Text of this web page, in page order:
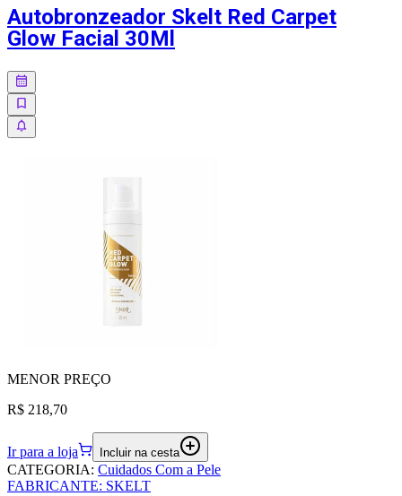
Autobronzeador Skelt Red Carpet
Glow Facial 30Ml
MENOR PREÇO
R$ 218,70
Ir para a loja Incluir na cesta
CATEGORIA: Cuidados Com a Pele
FABRICANTE: SKELT